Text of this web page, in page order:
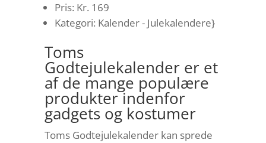
Pris: Kr. 169
Kategori: Kalender - Julekalendere}
Toms
Godtejulekalender er et
af de mange populære
produkter indenfor
gadgets og kostumer
Toms Godtejulekalender kan sprede